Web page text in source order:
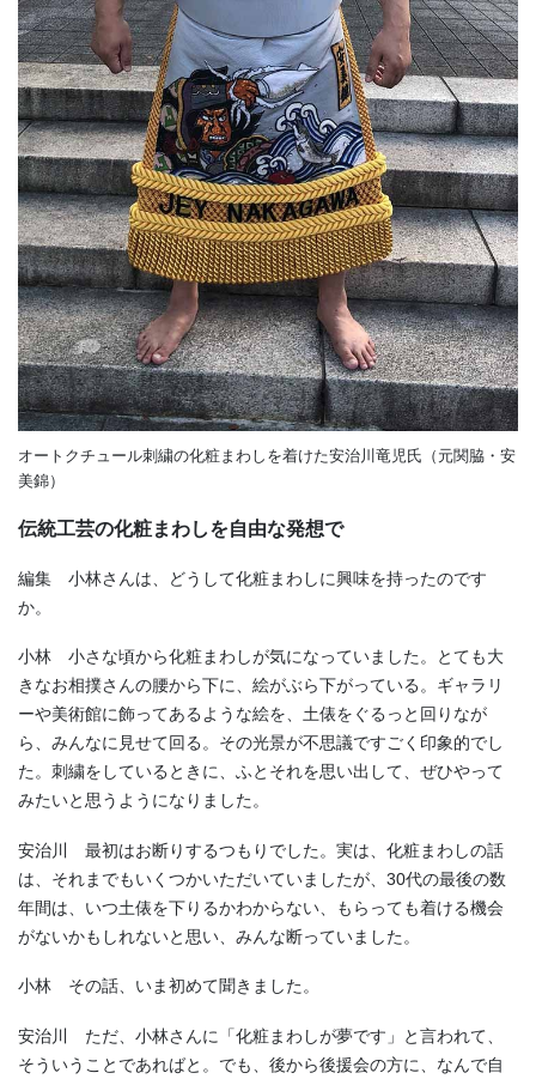
オートクチュール刺繍の化粧まわしを着けた安治川竜児氏（元関脇・安
美錦）
伝統工芸の化粧まわしを自由な発想で
編集 小林さんは、どうして化粧まわしに興味を持ったのです
か。
小林 小さな頃から化粧まわしが気になっていました。とても大
きなお相撲さんの腰から下に、絵がぶら下がっている。ギャラリ
ーや美術館に飾ってあるような絵を、土俵をぐるっと回りなが
ら、みんなに見せて回る。その光景が不思議ですごく印象的でし
た。刺繍をしているときに、ふとそれを思い出して、ぜひやって
みたいと思うようになりました。
安治川 最初はお断りするつもりでした。実は、化粧まわしの話
は、それまでもいくつかいただいていましたが、 30代の最後の数
年間は、いつ土俵を下りるかわからない、もらっても着ける機会
がないかもしれないと思い、みんな断っていました。
小林 その話、いま初めて聞きました。
安治川 ただ、小林さんに「化粧まわしが夢です」と言われて、
そういうことであればと。でも、後から後援会の方に、なんで自